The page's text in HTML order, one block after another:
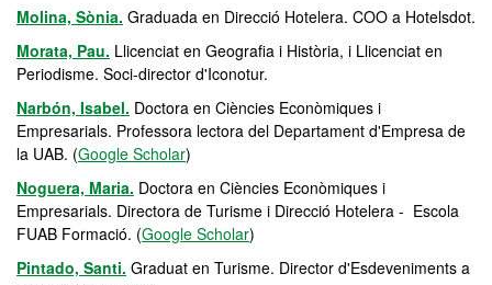
Molina, Sònia. Graduada en Direcció Hotelera. COO a Hotelsdot.
Morata, Pau. Llicenciat en Geografia i Història, i Llicenciat en
Periodisme. Soci-director d'Iconotur.
Narbón, Isabel. Doctora en Ciències Econòmiques i
Empresarials. Professora lectora del Departament d'Empresa de
la UAB. (Google Scholar)
Noguera, Maria. Doctora en Ciències Econòmiques i
Empresarials. Directora de Turisme i Direcció Hotelera - Escola
FUAB Formació. (Google Scholar)
Pintado, Santi. Graduat en Turisme. Director d'Esdeveniments a